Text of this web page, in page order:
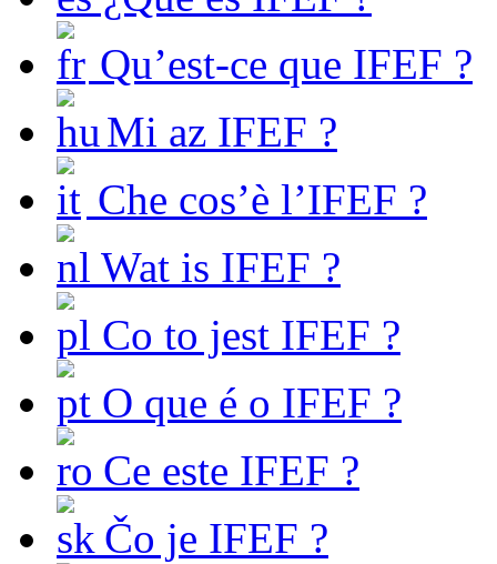
Qu’est-ce que IFEF ?
Mi az IFEF ?
Che cos’è l’IFEF ?
Wat is IFEF ?
Co to jest IFEF ?
O que é o IFEF ?
Ce este IFEF ?
Čo je IFEF ?